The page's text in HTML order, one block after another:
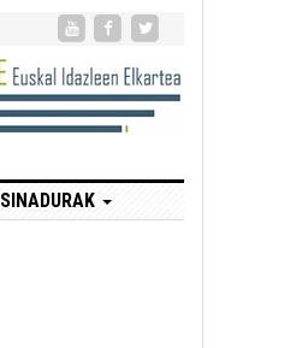
SINADURAK